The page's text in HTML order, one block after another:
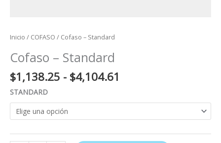
Inicio / COFASO / Cofaso – Standard
Cofaso – Standard
$1,138.25 - $4,104.61
STANDARD